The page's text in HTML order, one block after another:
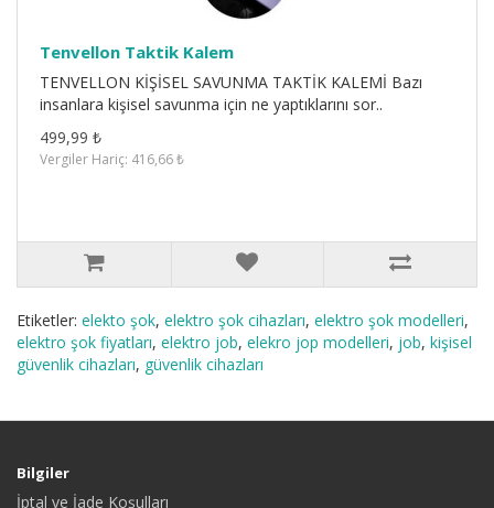
Tenvellon Taktik Kalem
TENVELLON KİŞİSEL SAVUNMA TAKTİK KALEMİ Bazı
insanlara kişisel savunma için ne yaptıklarını sor..
499,99 ₺
Vergiler Hariç: 416,66 ₺
Etiketler: elekto şok, elektro şok cihazları, elektro şok modelleri,
elektro şok fiyatları, elektro job, elekro jop modelleri, job, kişisel
güvenlik cihazları, güvenlik cihazları
Bilgiler
İptal ve İade Koşulları